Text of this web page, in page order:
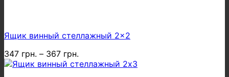
Ящик винный стеллажный 2×2
347 грн. – 367 грн.